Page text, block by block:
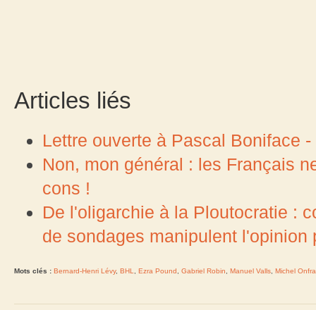
Articles liés
Lettre ouverte à Pascal Boniface
Non, mon général : les Français
cons !
De l'oligarchie à la Ploutocratie :
de sondages manipulent l'opinion
Mots clés : Bernard-Henri Lévy, BHL Ezra Pound Gabriel Robin Manuel Valls Michel